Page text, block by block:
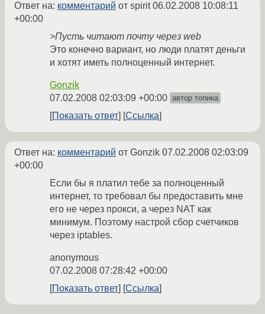
Ответ на: комментарий от spirit06.02.2008 10:08:11
+00:00
>Пусть читают почту через web
Это конечно вариант, но люди платят деньги
и хотят иметь полноценный интернет.
Gonzik
07.02.2008 02:03:09 +00:00 автор топика
Показать ответ Ссылка
Ответ на: комментарий от Gonzik 07.02.2008 02:03:09
+00:00
Если бы я платил тебе за полноценный
интернет, то требовал бы предоставить мне
его не через прокси, а через NAT как
минимум. Поэтому настрой сбор счетчиков
через iptables.
anonymous
07.02.2008 07:28:42 +00:00
Показать ответ
Ссылка